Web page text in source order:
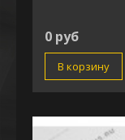
0 руб
В корзину